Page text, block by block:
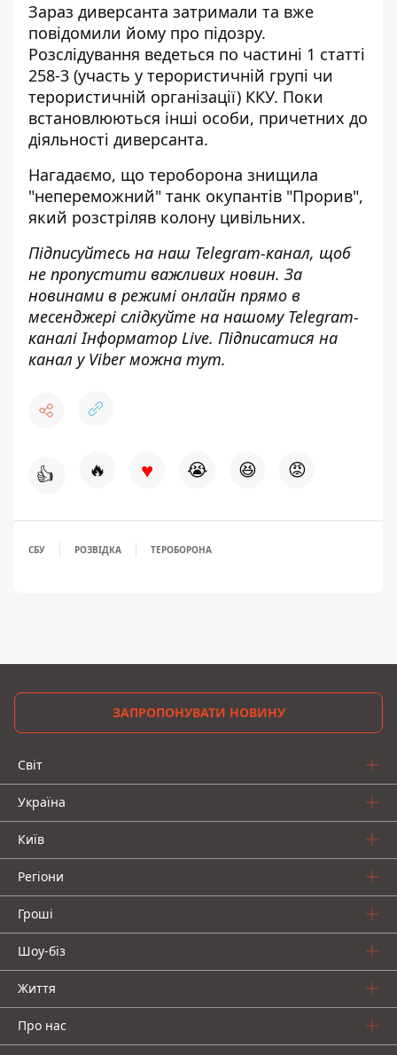
Зараз диверсанта затримали та вже
повідомили йому про підозру.
Розслідування ведеться по частині 1 статті
258-3 (участь у терористичній групі чи
терористичній організації) ККУ. Поки
встановлюються інші особи, причетних до
діяльності диверсанта.
Нагадаємо, що тероборона знищила
"непереможний" танк окупантів "Прорив",
який розстріляв колону цивільних.
Підписуйтесь на наш Telegram-канал, щоб
не пропустити важливих новин. За
новинами в режимі онлайн прямо в
месенджері слідкуйте на нашому Telegram-
каналіІнформатор Live. Підписатися на
канал у Viber можна тут.
👍 🔥 ♥ 😭 😆 😡
СБУ РОЗВІДКА ТЕРОБОРОНА
ЗАПРОПОНУВАТИ НОВИНУ
Світ
Україна
Київ
Регіони
Гроші
Шоу-біз
Життя
Про нас